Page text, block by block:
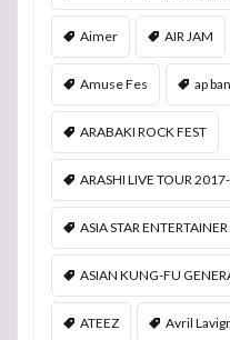
Aimer AIR JAM
Amuse Fes ap
ARABAKI ROCK FEST
ARASHI LIVE TOUR
ASIA STAR
ASIAN KUNG-FU
ATEEZ Avril